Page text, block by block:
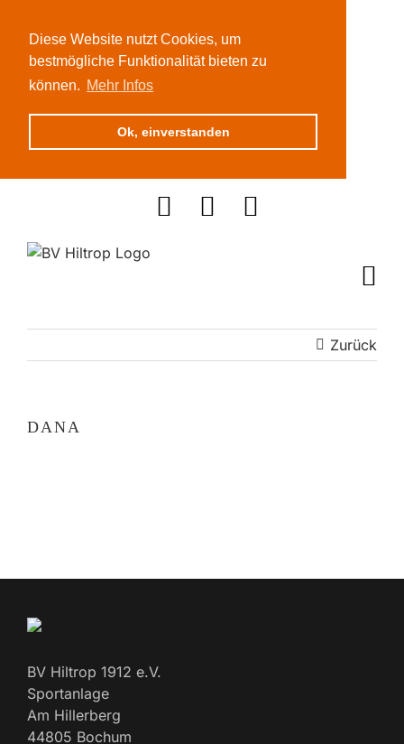
Diese Website nutzt Cookies, um
bestmögliche Funktionalität bieten zu
können. Mehr Infos
Ok, einverstanden
Zurück
DANA
BV Hiltrop 1912 e.V.
Sportanlage
Am Hillerberg
44805 Bochum